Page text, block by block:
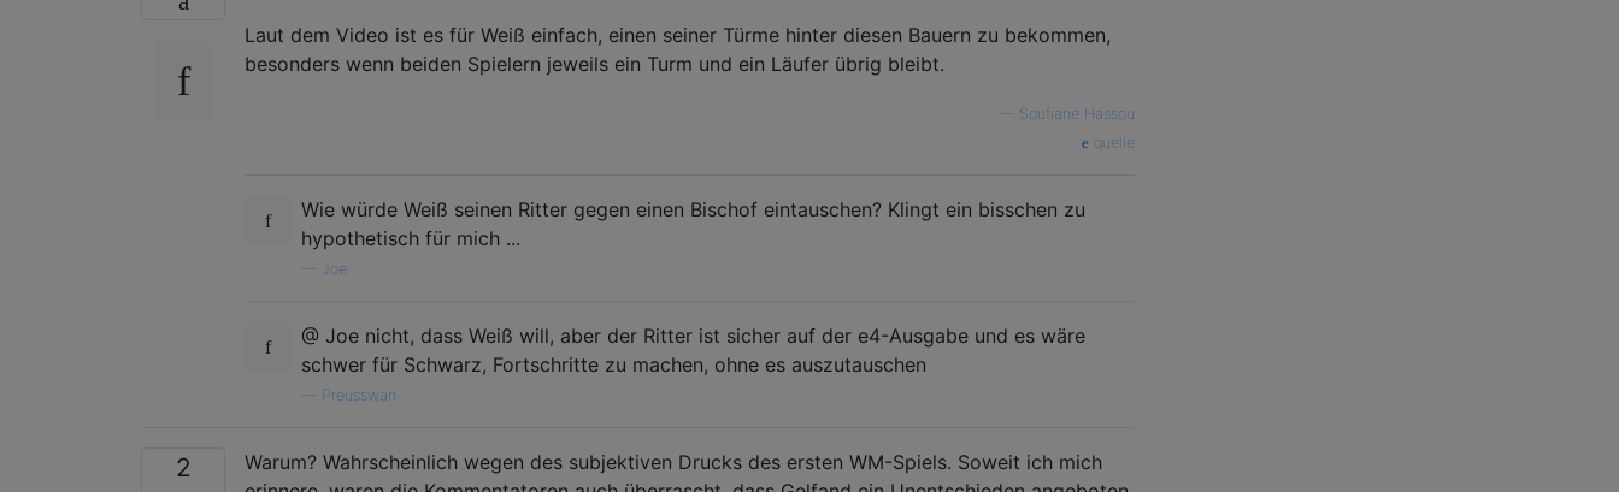
Laut dem Video ist es für Weiß einfach, einen seiner Türme hinter diesen Bauern zu bekommen,
besonders wenn beiden Spielern jeweils ein Turm und ein Läufer übrig bleibt.
Soufiane Hassou
quelle
Wie würde Weiß seinen Ritter gegen einen Bischof eintauschen? Klingt ein bisschen zu
hypothetisch für mich ...
Joe
@ Joe nicht, dass Weiß will, aber der Ritter ist sicher auf der e4-Ausgabe und es wäre
schwer für Schwarz, Fortschritte zu machen, ohne es auszutauschen
Preusswan
2
Warum? Wahrscheinlich wegen des subjektiven Drucks des ersten WM-Spiels. Soweit ich mich